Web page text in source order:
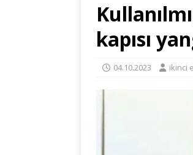
kapısı
04.10.2023 ikinci